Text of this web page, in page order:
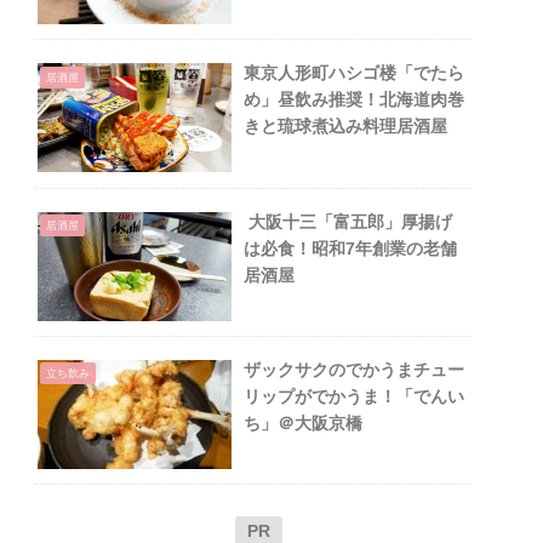
居酒屋
東京人形町ハシゴ楼「でたら
め」昼飲み推奨！北海道肉巻
きと琉球煮込み料理居酒屋
居酒屋
大阪十三「富五郎」厚揚げ
は必食！昭和7年創業の老舗
居酒屋
立ち飲み
ザックサクのでかうまチュー
リップがでかうま！「でんい
ち」＠大阪京橋
PR